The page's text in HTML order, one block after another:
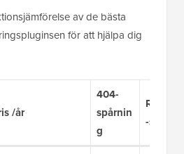
av de bästa
för att hjälpa dig
/år
404-
spårnin
g
Regex
-stöd